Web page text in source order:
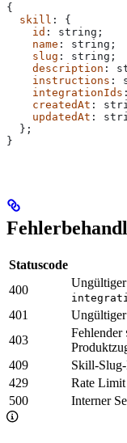
{
  skill
: {
    id
: string ;
    name
: string ;
    slug
: string ;
    description
:
    instructions
:
    integrationIds
    createdAt
:
    updatedAt
:
  };
}
Statuscode
400
401
403
Fehlender
409
Skill-
429
Rate Limit
500
Interner